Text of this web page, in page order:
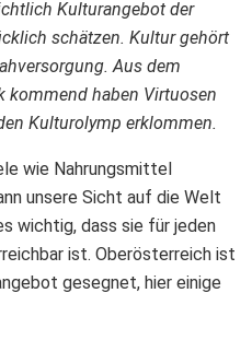
Kulturangebot der
schätzen. Kultur gehört
Aus dem
kommend haben Virtuosen
Kulturolymp erklommen.
wie Nahrungsmittel
unsere Sicht auf die Welt
wichtig, dass sie für jeden
ist. Oberösterreich ist
gesegnet, hier einige